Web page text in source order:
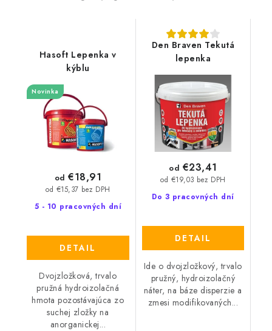
Hasoft Lepenka v
kýblu
Novinka
5 - 10 pracovných dní
od €15,37 bez DPH
od €18,91
DETAIL
Dvojzložková, trvalo
pružná hydroizolačná
hmota pozostávajúca zo
suchej zložky na
anorganickej...
Den Braven Tekutá
lepenka
Do 3 pracovných dní
od €19,03 bez DPH
od €23,41
DETAIL
Ide o dvojzložkový, trvalo
pružný, hydroizolačný
náter, na báze disperzie a
zmesi modifikovaných...